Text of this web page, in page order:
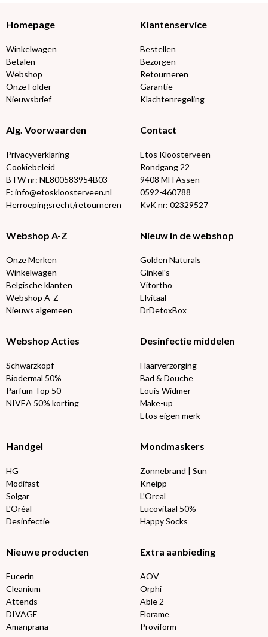
Homepage
Winkelwagen
Betalen
Webshop
Onze Folder
Nieuwsbrief
Klantenservice
Bestellen
Bezorgen
Retourneren
Garantie
Klachtenregeling
Alg. Voorwaarden
Privacyverklaring
Cookiebeleid
BTW nr: NL800583954B03
E: info@etoskloosterveen.nl
Herroepingsrecht/retourneren
Contact
Etos Kloosterveen
Rondgang 22
9408 MH Assen
0592-460788
KvK nr: 02329527
Webshop A-Z
Onze Merken
Winkelwagen
Belgische klanten
Webshop A-Z
Nieuws algemeen
Nieuw in de webshop
Golden Naturals
Ginkel's
Vitortho
Elvitaal
DrDetoxBox
Webshop Acties
Schwarzkopf
Biodermal 50%
Parfum Top 50
NIVEA 50% korting
Desinfectie middelen
Haarverzorging
Bad & Douche
Louis Widmer
Make-up
Etos eigen merk
Handgel
HG
Modifast
Solgar
L'Oréal
Desinfectie
Mondmaskers
Zonnebrand | Sun
Kneipp
L'Oreal
Lucovitaal 50%
Happy Socks
Nieuwe producten
Eucerin
Cleanium
Attends
DIVAGE
Amanprana
Extra aanbieding
AOV
Orphi
Able 2
Florame
Proviform